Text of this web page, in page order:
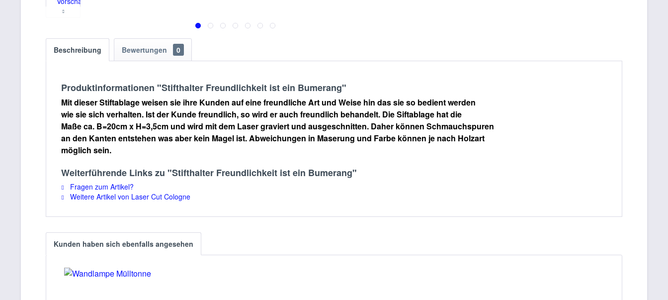
Beschreibung Bewertungen 0
Produktinformationen "Stifthalter Freundlichkeit ist ein Bumerang"
Mit dieser Stiftablage weisen sie ihre Kunden auf eine freundliche Art und Weise hin das sie so bedient werden
wie sie sich verhalten. Ist der Kunde freundlich, so wird er auch freundlich behandelt. Die Siftablage hat die
Maße ca. B=20cm x H=3,5cm und wird mit dem Laser graviert und ausgeschnitten. Daher können Schmauchspuren
an den Kanten entstehen was aber kein Magel ist. Abweichungen in Maserung und Farbe können je nach Holzart
möglich sein.
Weiterführende Links zu "Stifthalter Freundlichkeit ist ein Bumerang"
Fragen zum Artikel?
Weitere Artikel von Laser Cut Cologne
Kunden haben sich ebenfalls angesehen